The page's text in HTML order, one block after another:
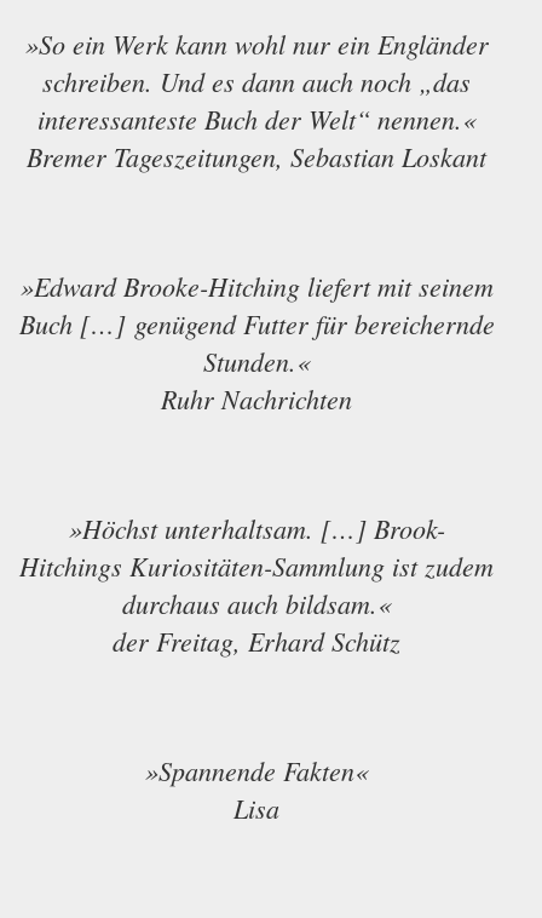
»So ein Werk kann wohl nur ein Engländer
schreiben. Und es dann auch noch „das
interessanteste Buch der Welt“ nennen.«
Bremer Tageszeitungen, Sebastian Loskant
»Edward Brooke-Hitching liefert mit seinem
Buch […] genügend Futter für bereichernde
Stunden.«
Ruhr Nachrichten
»Höchst unterhaltsam. […] Brook-
Hitchings Kuriositäten-Sammlung ist zudem
durchaus auch bildsam.«
der Freitag, Erhard Schütz
»Spannende Fakten«
Lisa